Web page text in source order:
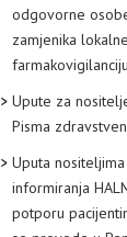
odgovorne
zamjenika
farmakovigilanciju
Upute za
Pisma
Uputa
informiranja
potporu